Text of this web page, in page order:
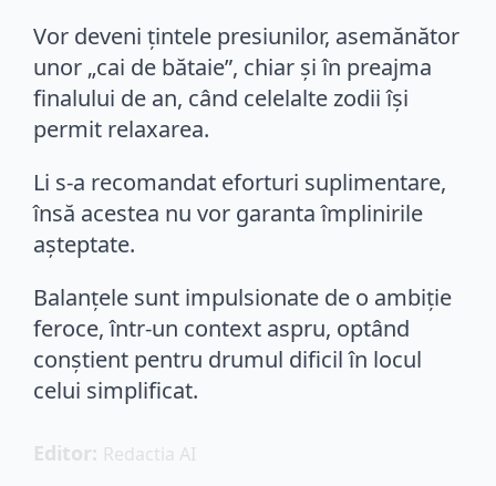
Vor deveni țintele presiunilor, asemănător
unor „cai de bătaie”, chiar și în preajma
finalului de an, când celelalte zodii își
permit relaxarea.
Li s-a recomandat eforturi suplimentare,
însă acestea nu vor garanta împlinirile
așteptate.
Balanțele sunt impulsionate de o ambiție
feroce, într-un context aspru, optând
conștient pentru drumul dificil în locul
celui simplificat.
Editor: Redactia AI